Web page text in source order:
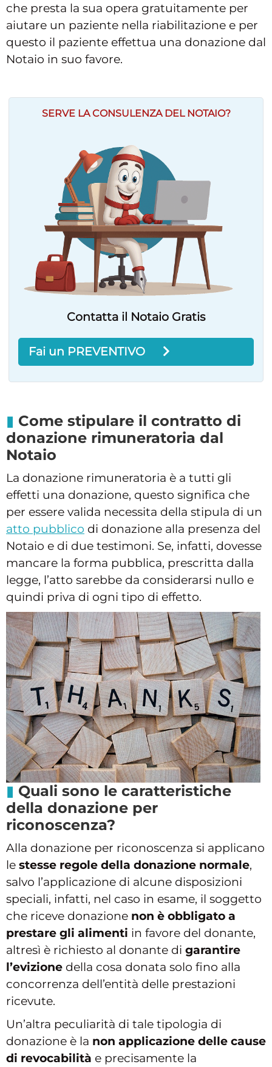
che presta la sua opera gratuitamente per
aiutare un paziente nella riabilitazione e per
questo il paziente effettua una donazione dal
Notaio in suo favore.
SERVE LA CONSULENZA DEL NOTAIO?
Contatta il Notaio Gratis
Fai un PREVENTIVO
Come stipulare il contratto di
donazione rimuneratoria dal
Notaio
La donazione rimuneratoria è a tutti gli
effetti una donazione, questo significa che
per essere valida necessita della stipula di un
atto pubblico di donazione alla presenza del
Notaio e di due testimoni. Se, infatti, dovesse
mancare la forma pubblica, prescritta dalla
legge, l’atto sarebbe da considerarsi nullo e
quindi priva di ogni tipo di effetto.
Quali sono le caratteristiche
della donazione per
riconoscenza?
Alla donazione per riconoscenza si applicano
le stesse regole della donazione normale,
salvo l’applicazione di alcune disposizioni
speciali, infatti, nel caso in esame, il soggetto
che riceve donazione non è obbligato a
prestare gli alimenti in favore del donante,
altresì è richiesto al donante di garantire
l’evizione della cosa donata solo fino alla
concorrenza dell’entità delle prestazioni
ricevute.
Un’altra peculiarità di tale tipologia di
donazione è la non applicazione delle cause
di revocabilità e precisamente la